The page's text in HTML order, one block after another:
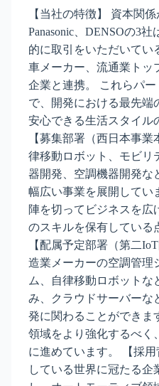
【当社の特徴】 資本関
Panasonic、DENSOの3
的に取引をいただいてい
車メーカー、流通業トッ
企業と連携。 これらパ
で、開発における最先端
安心できる生活スタイル
【募集部署（西日本事
律移動ロボット、モビリ
器開発、空調機器開発な
幅広い事業を展開してい
陣を切ってビジネスを広
のスキルを保有している
【配属予定部署（第二
造業メーカーの空調管理
ム、自律移動ロボットな
み、クラウドサーバーな
発に関わることができま
領域をより強化するべく
に進めています。 【採
している世界に冠たる企